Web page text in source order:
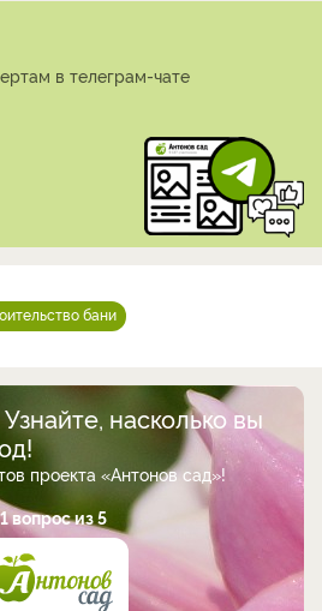
в телеграм-чате
бани
насколько вы
проекта «Антонов сад»!
1 вопрос из 5